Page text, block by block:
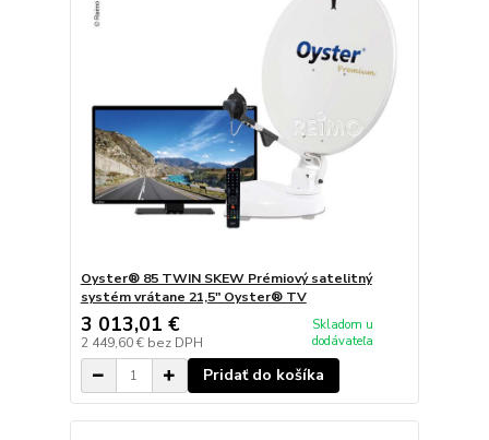
Oyster® 85 TWIN SKEW Prémiový satelitný
systém vrátane 21,5" Oyster® TV
3 013,01 €
2 449,60 € bez DPH
Skladom u
dodávateľa
Pridať do košíka